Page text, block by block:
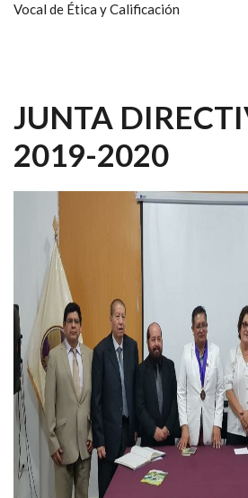
Vocal de Ética y Calificación
JUNTA
2019-2020